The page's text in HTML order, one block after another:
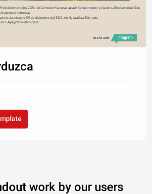
de diciembre del 2021, de Comisión Nacional para el Conocimiento y Uso de la Biodiversidad Sitio
endemicas
dacnicolor). 09 de diciembre del 2021, de Naturalista Sitio web:
Agalychnis-dacnicolor
Made with
work by our users